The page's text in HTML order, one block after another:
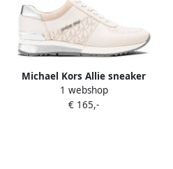
Michael Kors Allie sneaker
van leer met metallic
details
1 webshop
€ 165,-